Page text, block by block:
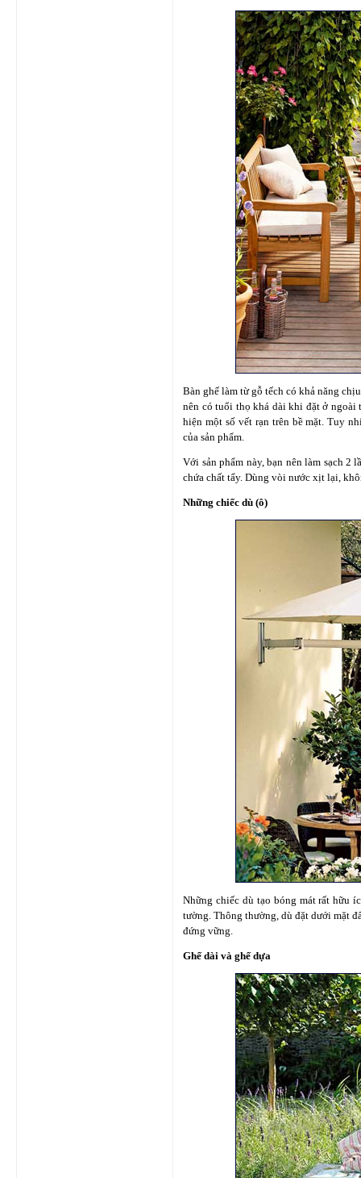
Bàn ghế làm từ gỗ tếch có khả năng
nên có tuổi thọ khá dài khi đặt ở ngoài
hiện một số vết rạn trên bề mặt. Tuy
của sản phẩm.
Với sản phẩm này, bạn nên làm sạch
chứa chất tẩy. Dùng vòi nước xịt lại,
Những chiếc dù (ô)
Những chiếc dù tạo bóng mát rất hữu
tường. Thông thường, dù đặt dưới mặt
đứng vững.
Ghế dài và ghế dựa